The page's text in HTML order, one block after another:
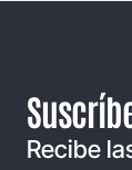
Recibe